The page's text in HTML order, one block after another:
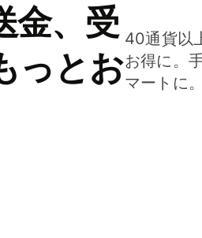
金、受
っとお
40通貨以
お得に。
マートに